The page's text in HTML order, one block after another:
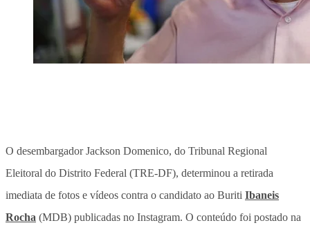
O desembargador Jackson Domenico, do Tribunal Regional
Eleitoral do Distrito Federal (TRE-DF), determinou a retirada
imediata de fotos e vídeos contra o candidato ao Buriti Ibaneis
Rocha (MDB) publicadas no Instagram. O conteúdo foi postado na